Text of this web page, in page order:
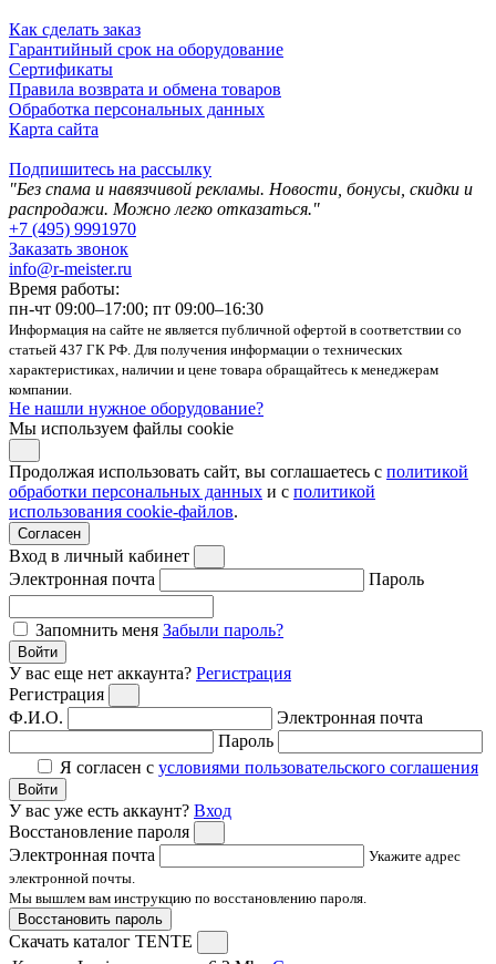
Как сделать заказ
Гарантийный срок на оборудование
Сертификаты
Правила возврата и обмена товаров
Обработка персональных данных
Карта сайта
Подпишитесь на рассылку
"Без спама и навязчивой рекламы. Новости, бонусы, скидки и
распродажи. Можно легко отказаться."
+7 (495) 9991970
Заказать звонок
info@r-meister.ru
Время работы:
пн-чт 09:00–17:00; пт 09:00–16:30
Информация на сайте не является публичной офертой в соответствии со
статьей 437 ГК РФ. Для получения информации о технических
характеристиках, наличии и цене товара обращайтесь к менеджерам
компании.
Не нашли нужное оборудование?
Мы используем файлы cookie
Продолжая использовать сайт, вы соглашаетесь с политикой
обработки персональных данных и с политикой
использования cookie-файлов.
Согласен
Вход в личный кабинет
Электронная почта
Пароль
Запомнить меня Забыли пароль?
Войти
У вас еще нет аккаунта? Регистрация
Регистрация
Ф.И.О.
Электронная почта
Пароль
Я согласен с условиями пользовательского соглашения
Войти
У вас уже есть аккаунт? Вход
Восстановление пароля
Электронная почта
Укажите адрес
электронной почты.
Мы вышлем вам инструкцию по восстановлению пароля.
Восстановить пароль
Скачать каталог TENTE